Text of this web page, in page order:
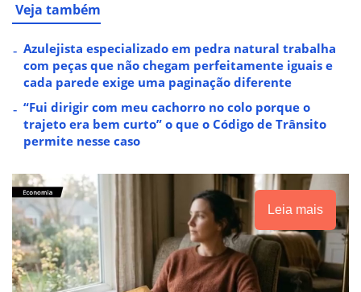
Veja também
Azulejista especializado em pedra natural trabalha
com peças que não chegam perfeitamente iguais e
cada parede exige uma paginação diferente
“Fui dirigir com meu cachorro no colo porque o
trajeto era bem curto” o que o Código de Trânsito
permite nesse caso
Leia mais